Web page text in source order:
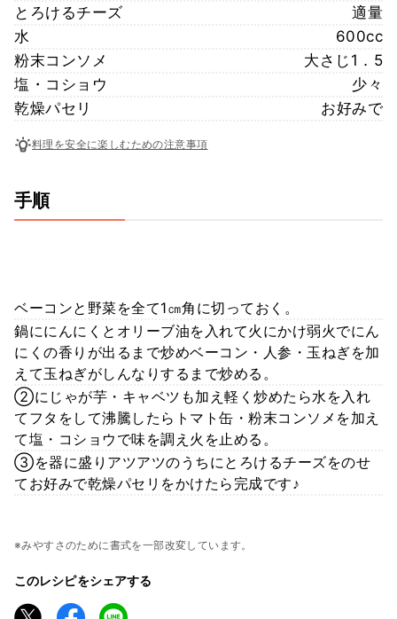
とろけるチーズ
適量
水
600cc
粉末コンソメ
大さじ1．5
塩・コショウ
少々
乾燥パセリ
お好みで
料理を安全に楽しむための注意事項
手順
ベーコンと野菜を全て1㎝角に切っておく。
鍋ににんにくとオリーブ油を入れて火にかけ弱火でにん
にくの香りが出るまで炒めベーコン・人参・玉ねぎを加
えて玉ねぎがしんなりするまで炒める。
②にじゃが芋・キャベツも加え軽く炒めたら水を入れ
てフタをして沸騰したらトマト缶・粉末コンソメを加え
て塩・コショウで味を調え火を止める。
③を器に盛りアツアツのうちにとろけるチーズをのせ
てお好みで乾燥パセリをかけたら完成です♪
※みやすさのために書式を一部改変しています。
このレシピをシェアする